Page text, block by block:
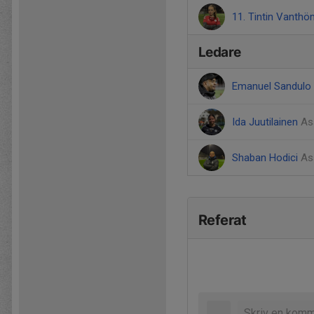
11. Tintin
Ledare
Emanuel Sandulo
Ida Juutilainen
Shaban Hodici
Referat